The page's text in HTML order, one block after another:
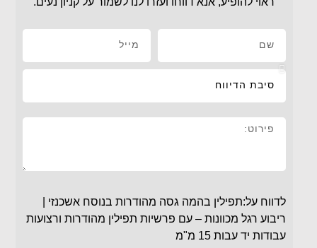
לדווח על:תפילין בהמה גסה מהודרות בנוסח אשכנזי |
ריבוע רגל מכוונות – עם פרשיות תפילין מהודרות ורצועות
עבודות יד עבות 15 מ"מ